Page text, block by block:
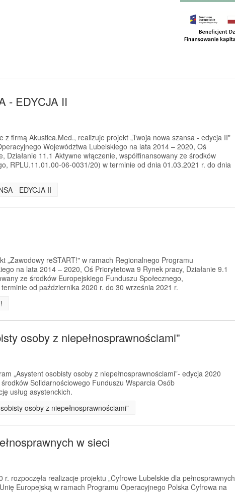
- EDYCJA II
z firmą Akustica.Med., realizuje projekt „Twoja nowa szansa - edycja II"
Województwa Lubelskiego na lata 2014 – 2020, Oś
Działanie 11.1 Aktywne włączenie, współfinansowany ze środków
RPLU.11.01.00-06-0031/20) w terminie od dnia 01.03.2021 r. do dnia
- EDYCJA II
„Zawodowy reSTART!" w ramach Regionalnego Programu
na lata 2014 – 2020, Oś Priorytetowa 9 Rynek pracy, Działanie 9.1
ze środków Europejskiego Funduszu Społecznego,
od października 2020 r. do 30 września 2021 r.
osoby z niepełnosprawnościami”
„Asystent osobisty osoby z niepełnosprawnościami”- edycja 2020
Solidarnościowego Funduszu Wsparcia Osób
usług asystenckich.
osoby z niepełnosprawnościami”
w sieci
rozpoczęła realizacje projektu „Cyfrowe Lubelskie dla pełnosprawnych
Europejską w ramach Programu Operacyjnego Polska Cyfrowa na